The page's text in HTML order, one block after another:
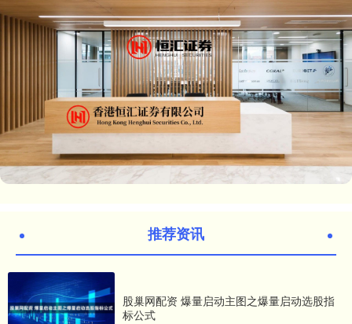
推荐资讯
股巢网配资 爆量启动主图之爆量启动选股指
标公式